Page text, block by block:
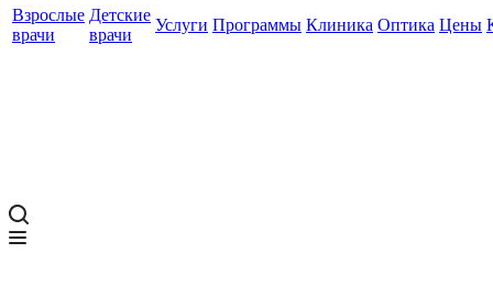
Взрослые
врачи
Детские
врачи
Услуги Программы Клиника Оптика Цены